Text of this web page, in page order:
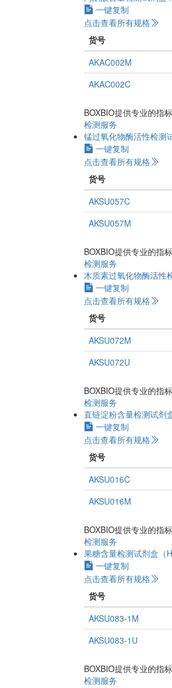
一键复制
点击查看所有规格
货号
AKAC002M
AKAC002C
BOXBIO提供专业的指
检测服务
锰过氧化物酶活性检测
一键复制
点击查看所有规格
货号
AKSU057C
AKSU057M
BOXBIO提供专业的指
检测服务
木质素过氧化物酶活性
一键复制
点击查看所有规格
货号
AKSU072M
AKSU072U
BOXBIO提供专业的指
检测服务
直链淀粉含量检测试剂
一键复制
点击查看所有规格
货号
AKSU016C
AKSU016M
BOXBIO提供专业的指
检测服务
果糖含量检测试剂盒（
一键复制
点击查看所有规格
货号
AKSU083-1M
AKSU083-1U
BOXBIO提供专业的指
检测服务